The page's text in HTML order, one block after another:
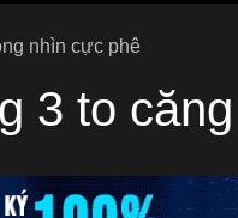
nhìn cực phê
3 to